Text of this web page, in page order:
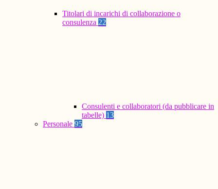
Titolari di incarichi di collaborazione o
consulenza 22
Consulenti e collaboratori (da pubblicare in
tabelle) 13
Personale 95